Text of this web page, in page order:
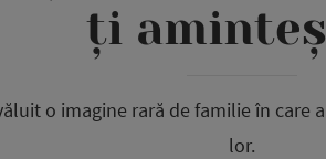
ți
o imagine rară de familie în care
lor.